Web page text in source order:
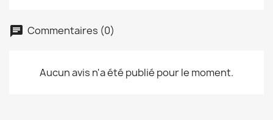
Commentaires (0)
Aucun avis n'a été publié pour le moment.